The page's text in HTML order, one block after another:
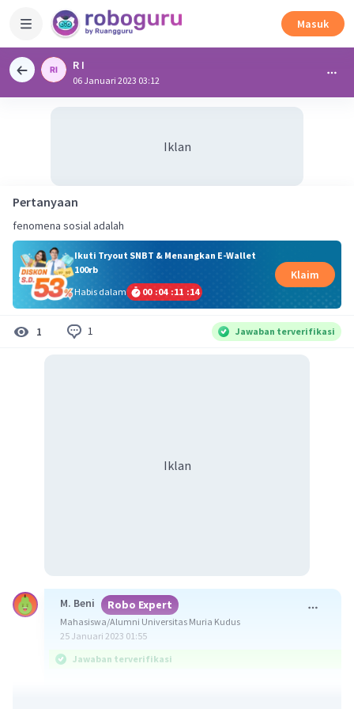
Masuk
R I
06 Januari 2023 03:12
Iklan
Pertanyaan
fenomena sosial adalah
Ikuti Tryout SNBT & Menangkan E-Wallet
100rb
Habis dalam
00 :04 :11 :14
Klaim
1 1 Jawaban terverifikasi
Iklan
M. Beni Robo Expert
Mahasiswa/Alumni Universitas Muria Kudus
25 Januari 2023 01:55
Jawaban terverifikasi